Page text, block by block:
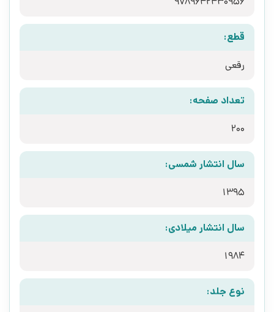
قطع:
رقعی
تعداد صفحه:
200
سال انتشار شمسی:
1395
سال انتشار میلادی:
1984
نوع جلد: